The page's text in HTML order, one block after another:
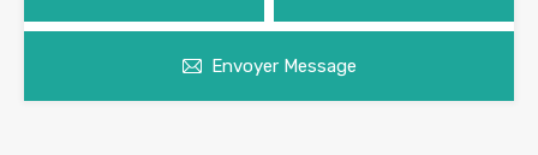
Envoyer Message